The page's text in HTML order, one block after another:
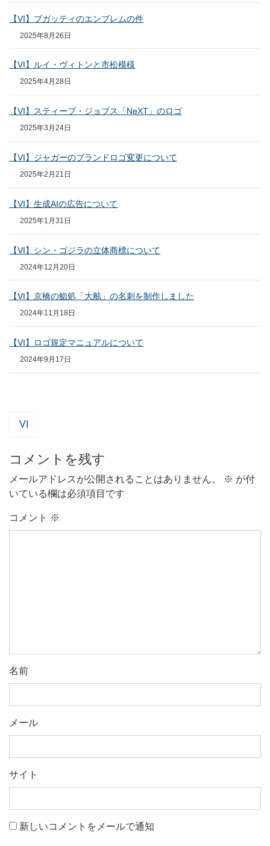
【VI】ブガッティのエンブレムの件
2025年8月26日
【VI】ルイ・ヴィトンと市松模様
2025年4月28日
【VI】スティーブ・ジョブス「NeXT」のロゴ
2025年3月24日
【VI】ジャガーのブランドロゴ変更について
2025年2月21日
【VI】生成AIの広告について
2025年1月31日
【VI】シン・ゴジラの立体商標について
2024年12月20日
【VI】京橋の鮨処「大舷」の名刺を制作しました
2024年11月18日
【VI】ロゴ規定マニュアルについて
2024年9月17日
VI
コメントを残す
メールアドレスが公開されることはありません。 ※ が付
いている欄は必須項目です
コメント ※
名前
メール
サイト
新しいコメントをメールで通知